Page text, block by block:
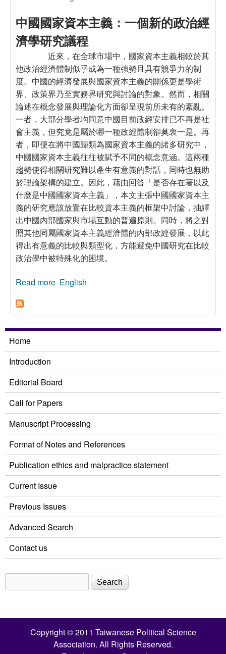
中國國家資本主義：一個新的政治經
濟學研究議程
近來，在全球市場中，國家資本主義相較於其
他政治經濟體制似乎成為一種強勢且具有競爭力的制
度。中國的經濟發展與國家資本主義的關係更是學術
界、政策界乃至實務界研究與討論的對象。然而，相關
論述在概念發展與理論化方面卻呈現前所未有的紊亂。
一者，大部分學者均同意中國目前政經安排已不再是社
會主義，但究竟是屬於哪一種政經體制卻莫衷一是。再
者，即便在將中國歸類為國家資本主義的諸多研究中，
中國國家資本主義往往被賦予不同的概念意涵。這兩種
趨勢使得相關研究難以產生有意義的對話，同時也無助
於理論架構的建立。因此，藉由回答「是否存在著以及
什麼是中國國家資本主義」，本文主張中國國家資本主
義的研究應該放置在比較資本主義的框架中討論，抽繹
出中國內部國家與市場互動的普遍原則。同時，將之對
照其他同屬國家資本主義經濟體的內部政經發展，以此
得出有意義的比較與類型化，方能避免中國研究在比較
政治學中被特殊化的困境。
Read more about 中國國家資本主義：一個新的政治經濟學
English
Home
Introduction
Editorial Board
Call for Papers
Manuscript Processing
Format of Notes and References
Publication ethics and malpractice statement
Current Issue
Previous Issues
Advanced Search
Contact us
Search form
Copyright © 2011 Taiwanese Political Science
Association. All Rights Reserved.